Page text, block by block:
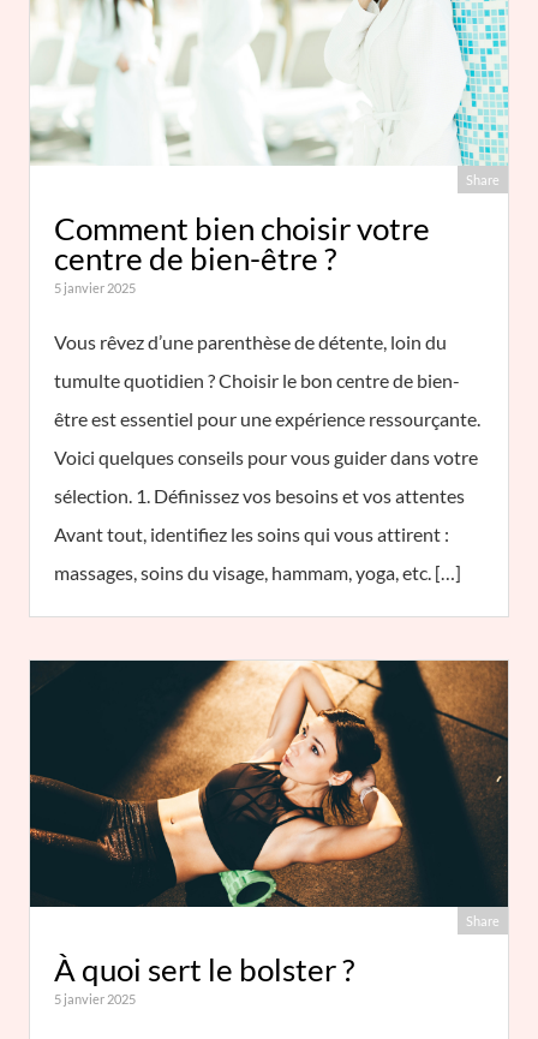
Share
Comment bien choisir votre
centre de bien-être ?
5 janvier 2025
Vous rêvez d’une parenthèse de détente, loin du
tumulte quotidien ? Choisir le bon centre de bien-
être est essentiel pour une expérience ressourçante.
Voici quelques conseils pour vous guider dans votre
sélection. 1. Définissez vos besoins et vos attentes
Avant tout, identifiez les soins qui vous attirent :
massages, soins du visage, hammam, yoga, etc. […]
Share
À quoi sert le bolster ?
5 janvier 2025